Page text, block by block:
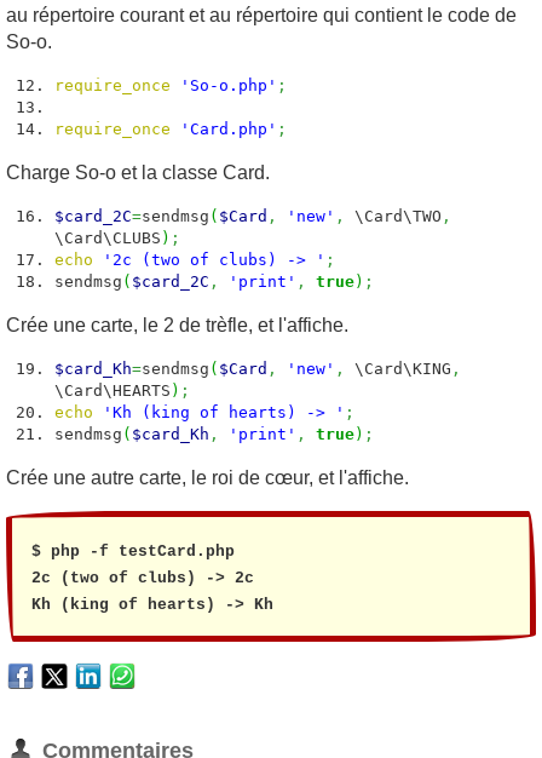
au répertoire courant et au répertoire qui contient le code de
So-o.
require_once 'So-o.php' ;
require_once 'Card.php' ;
Charge So-o et la classe Card.
$card_2C=sendmsg ( $Card , 'new' , \Card\TWO ,
\Card\CLUBS ) ;
echo
'2c (two of clubs) -> ' ;
sendmsg ( $card_2C , 'print' , true) ;
Crée une carte, le 2 de trèfle, et l'affiche.
$card_Kh=sendmsg ( $Card , 'new' , \Card\KING ,
\Card\HEARTS ) ;
echo
'Kh (king of hearts) -> ' ;
sendmsg ( $card_Kh , 'print' , true) ;
Crée une autre carte, le roi de cœur, et l'affiche.
$ php -f testCard.php
2c (two of clubs) -> 2c
Kh (king of hearts) -> Kh
Commentaires